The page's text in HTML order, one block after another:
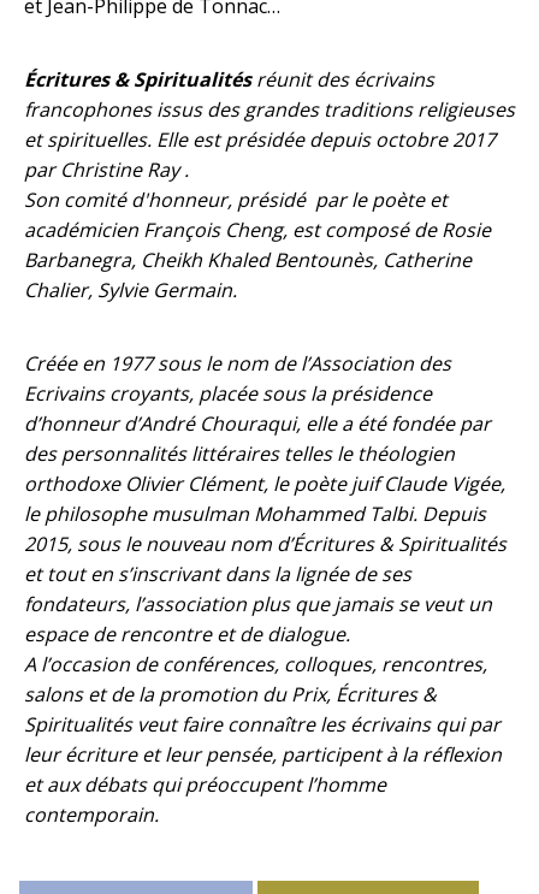
et Jean-Philippe de Tonnac…
Écritures & Spiritualitésréunit des écrivains
francophones issus des grandes traditions religieuses
et spirituelles. Elle est présidée depuis octobre 2017
par Christine Ray .
Son comité d'honneur, présidé par le poète et
académicien François Cheng, est composé de Rosie
Barbanegra, Cheikh Khaled Bentounès, Catherine
Chalier, Sylvie Germain.
Créée en 1977 sous le nom de l’Association des
Ecrivains croyants, placée sous la présidence
d’honneur d’André Chouraqui, elle a été fondée par
des personnalités littéraires telles le théologien
orthodoxe Olivier Clément, le poète juif Claude Vigée,
le philosophe musulman Mohammed Talbi. Depuis
2015, sous le nouveau nom d’Écritures & Spiritualités
et tout en s’inscrivant dans la lignée de ses
fondateurs, l’association plus que jamais se veut un
espace de rencontre et de dialogue.
A l’occasion de conférences, colloques, rencontres,
salons et de la promotion du Prix, Écritures &
Spiritualités veut faire connaître les écrivains qui par
leur écriture et leur pensée, participent à la réflexion
et aux débats qui préoccupent l’homme
contemporain.